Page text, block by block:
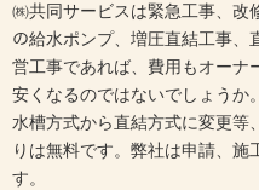
㈱共同サービスは緊急工事、改
の給水ポンプ、増圧直結工事、
営工事であれば、費用もオーナ
安くなるのではないでしょうか
水槽方式から直結方式に変更等
りは無料です。弊社は申請、施
す。